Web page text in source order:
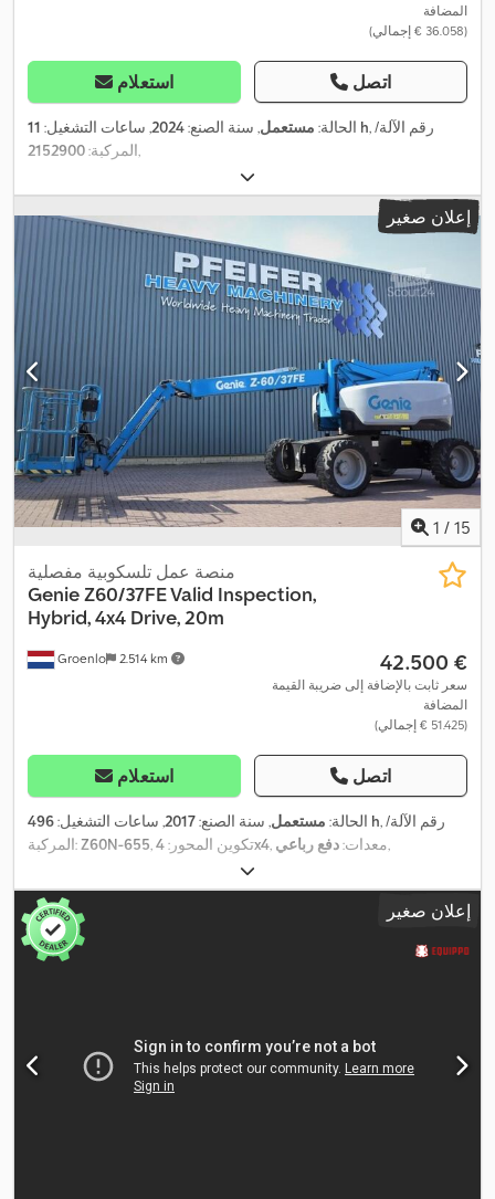
المضافة
(‏36.058 € إجمالي)
استعلام اتصل
الحالة: مستعمل, سنة الصنع:2024, ساعات التشغيل: 11 h, رقم الآلة/
المركبة:2152900 ,
إعلان صغير
1 / 15
Groenlo 2.514 km
منصة عمل تلسكوبية مفصلية
GenieZ60/37FE Valid Inspection,
Hybrid, 4x4 Drive, 20m
‏42.500 €
سعر ثابت بالإضافة إلى ضريبة القيمة
المضافة
(‏51.425 € إجمالي)
استعلام اتصل
الحالة: مستعمل, سنة الصنع:2017, ساعات التشغيل: 496 h, رقم الآلة/
المركبة:Z60N-655 , تكوين المحور:4x4 , معدات:دفع رباعي ,
إعلان صغير